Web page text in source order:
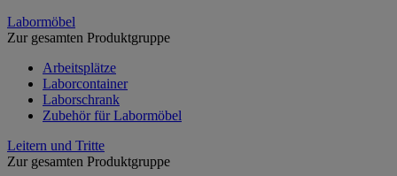
Labormöbel
Zur gesamten Produktgruppe
Arbeitsplätze
Laborcontainer
Laborschrank
Zubehör für Labormöbel
Leitern und Tritte
Zur gesamten Produktgruppe